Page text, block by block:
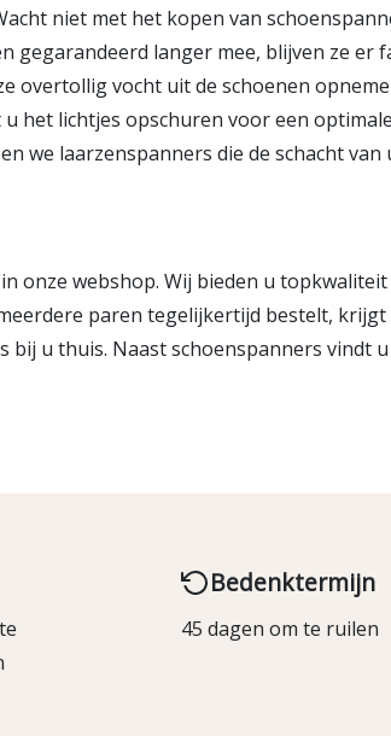
niet met het kopen van
gegarandeerd langer mee, blijven ze
overtollig vocht uit de schoenen
lichtjes opschuren voor een
we laarzenspanners die de schacht
onze webshop. Wij bieden u
paren tegelijkertijd bestelt,
bij u thuis. Naast schoenspanners vindt
Bedenktermijn
45 dagen om te ruilen